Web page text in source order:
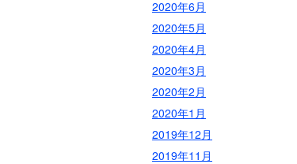
2020年6月
2020年5月
2020年4月
2020年3月
2020年2月
2020年1月
2019年12月
2019年11月